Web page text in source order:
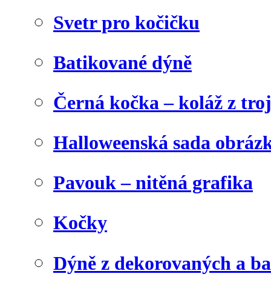
Svetr pro kočičku
Batikované dýně
Černá kočka – koláž z
Halloweenská sada
Pavouk – nitěná grafika
Kočky
Dýně z dekorovaných a